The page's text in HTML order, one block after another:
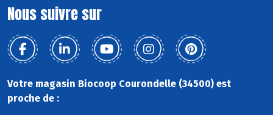
Nous suivre sur
Votre magasin Biocoop Courondelle (34500) est
proche de :